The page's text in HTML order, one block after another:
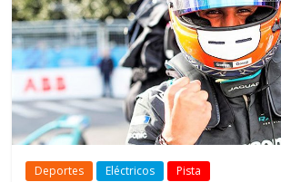
Deportes Eléctricos Pista